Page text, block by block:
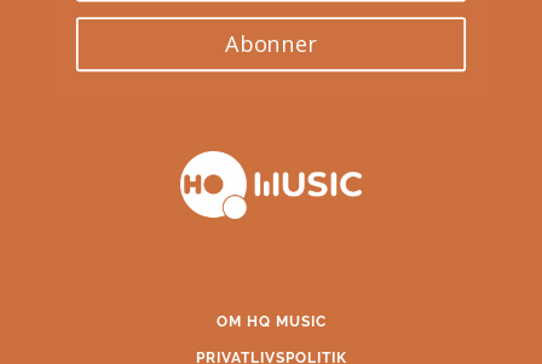
Abonner
OM HQ MUSIC
PRIVATLIVSPOLITIK